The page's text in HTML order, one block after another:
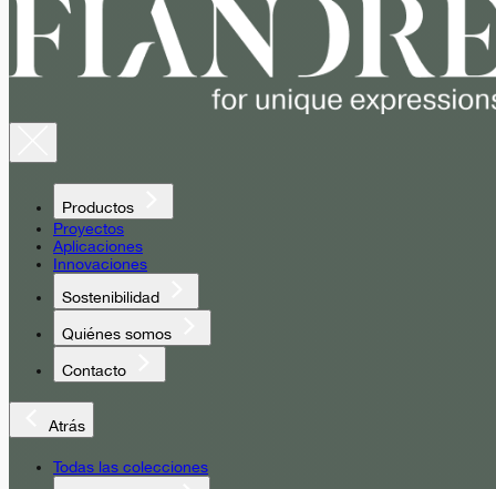
Productos
Proyectos
Aplicaciones
Innovaciones
Sostenibilidad
Quiénes somos
Contacto
Atrás
Todas las colecciones